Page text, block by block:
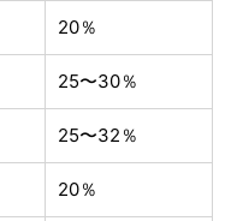
20％
25〜30％
25〜32％
20％